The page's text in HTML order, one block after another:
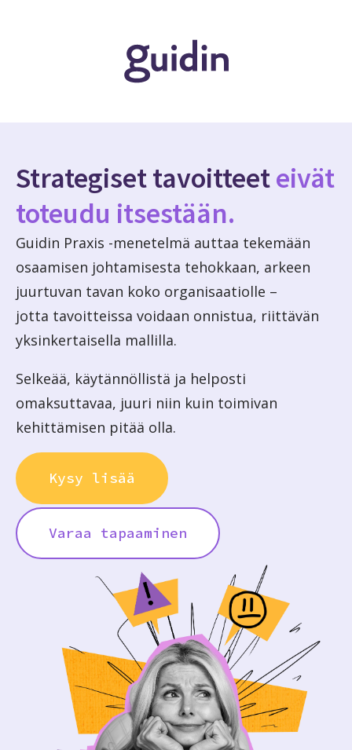
Strategiset tavoitteeteivät
toteudu itsestään.
Guidin Praxis -menetelmä auttaa tekemään
osaamisen johtamisesta tehokkaan, arkeen
juurtuvan tavan koko organisaatiolle –
jotta tavoitteissa voidaan onnistua, riittävän
yksinkertaisella mallilla.
Selkeää, käytännöllistä ja helposti
omaksuttavaa, juuri niin kuin toimivan
kehittämisen pitää olla.
Kysy lisää
Varaa tapaaminen